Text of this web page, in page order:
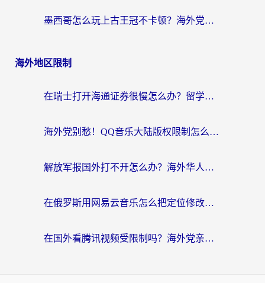
墨西哥怎么玩上古王冠不卡顿？海外党国服游戏加速器选择全攻略
海外地区限制
在瑞士打开海通证券很慢怎么办？留学生&海外华人的回国加速全攻略
海外党别愁！QQ音乐大陆版权限制怎么破？附咪咕视频、B站地区限制解除全攻略
解放军报国外打不开怎么办？海外华人必备回国加速指南，看奥运拳击、听酷狗音乐全搞定
在俄罗斯用网易云音乐怎么把定位修改到中国国内？海外党听歌自由的钥匙找到了
在国外看腾讯视频受限制吗？海外党亲测有效的回国加速器选择指南